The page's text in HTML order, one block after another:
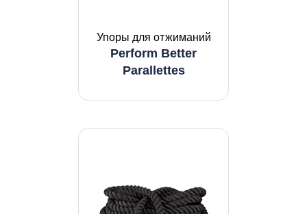
Упоры для отжиманий
Perform Better
Parallettes